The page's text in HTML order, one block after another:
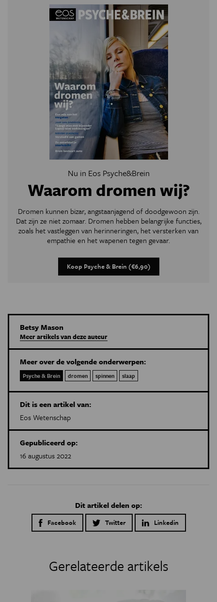
Nu in Eos Psyche&Brein
Waarom dromen wij?
Dromen kunnen bizar, angstaanjagend of doodgewoon zijn.
Dat zijn ze niet zomaar. Dromen hebben belangrijke functies,
zoals het vastleggen van herinneringen, het versterken van
empathie en het wapenen tegen gevaar.
Koop Psyche & Brein (€6,90)
Betsy Mason
Meer artikels van deze auteur
Meer over de volgende onderwerpen:
Psyche & Brein dromen spinnen slaap
Dit is een artikel van:
Eos Wetenschap
Gepubliceerd op:
16 augustus 2022
Dit artikel delen op:
Facebook Twitter Linkedin
Gerelateerde artikels